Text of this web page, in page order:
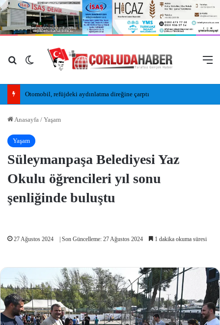
Arama yap ...
Dış görünümü değiştir
Otomobil, refüjdeki aydınlatma direğine çarptı
Anasayfa / Yaşam
Yaşam
Süleymanpaşa Belediyesi Yaz
Okulu öğrencileri yıl sonu
şenliğinde buluştu
27 Ağustos 2024 | Son Güncelleme: 27 Ağustos 2024 1 dakika okuma süresi